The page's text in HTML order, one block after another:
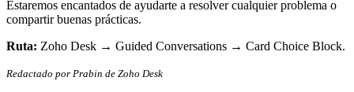
Estaremos encantados de ayudarte a resolver cualquier problema o
compartir buenas prácticas.
Ruta: Zoho Desk → Guided Conversations → Card Choice Block.
Redactado por Prabin de Zoho Desk